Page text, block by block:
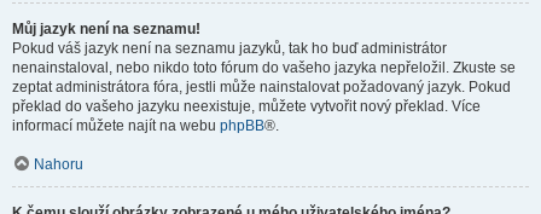
Můj jazyk není na seznamu!
Pokud váš jazyk není na seznamu jazyků, tak ho buď administrátor
nenainstaloval, nebo nikdo toto fórum do vašeho jazyka nepřeložil. Zkuste se
zeptat administrátora fóra, jestli může nainstalovat požadovaný jazyk. Pokud
překlad do vašeho jazyku neexistuje, můžete vytvořit nový překlad. Více
informací můžete najít na webu phpBB®.
Nahoru